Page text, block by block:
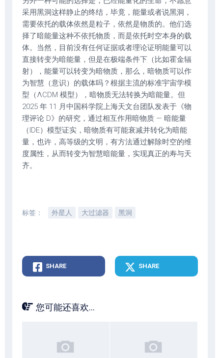
采用黑洞这样静止的终结，毕竟，能量或者说黑洞，
需要依托的载体依然是粒子，依然是物质的。他们选
择了暗能量这种不依托物质，而是依托时空本身的载
体。当然，目前没有任何证据或者理论证明能量可以
直接转变为暗能量，但是在极端条件下（比如霍金辐
射），能量可以转变为暗物质，那么，暗物质可以作
为智慧（意识）的载体吗？根据主流的标准宇宙学模
型（ΛCDM 模型），暗物质无法转换为暗能量。但
2025 年 11 月中国科学院上海天文台团队发表于《物
理评论 D》的研究，通过相互作用暗物质 — 暗能量
（IDE）模型证实，暗物质有可能衰减并转化为暗能
量，也许，高等级的文明，有方法通过解除时空的维
度属性，从而转变为智慧暗能量，实现真正的寿与天
齐。
标签： 外星人 大过滤器 黑洞
SHARE SHARE
您可能还喜欢...